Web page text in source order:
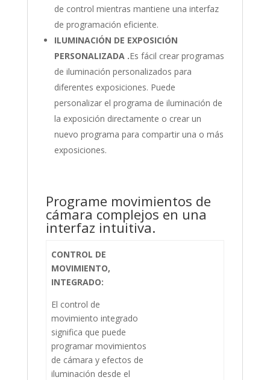
de control mientras mantiene una interfaz
de programación eficiente.
ILUMINACIÓN DE EXPOSICIÓN
PERSONALIZADA .Es fácil crear programas
de iluminación personalizados para
diferentes exposiciones. Puede
personalizar el programa de iluminación de
la exposición directamente o crear un
nuevo programa para compartir una o más
exposiciones.
Programe movimientos de
cámara complejos en una
interfaz intuitiva.
CONTROL DE
MOVIMIENTO,
INTEGRADO:
El control de
movimiento integrado
significa que puede
programar movimientos
de cámara y efectos de
iluminación desde el